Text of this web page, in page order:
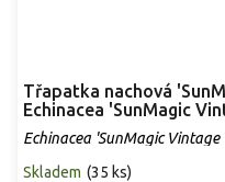
Třapatka nachová
Echinacea 'SunMagic
Echinacea 'SunMagic Vintage
Skladem (35 ks)